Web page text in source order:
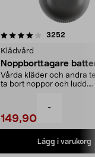
-
3252
Klädvård
Noppborttagare
Vårda kläder och andra
ta bort noppor och ludd.
149,90
Lägg i varukorg
4.5av 5 stjärnor